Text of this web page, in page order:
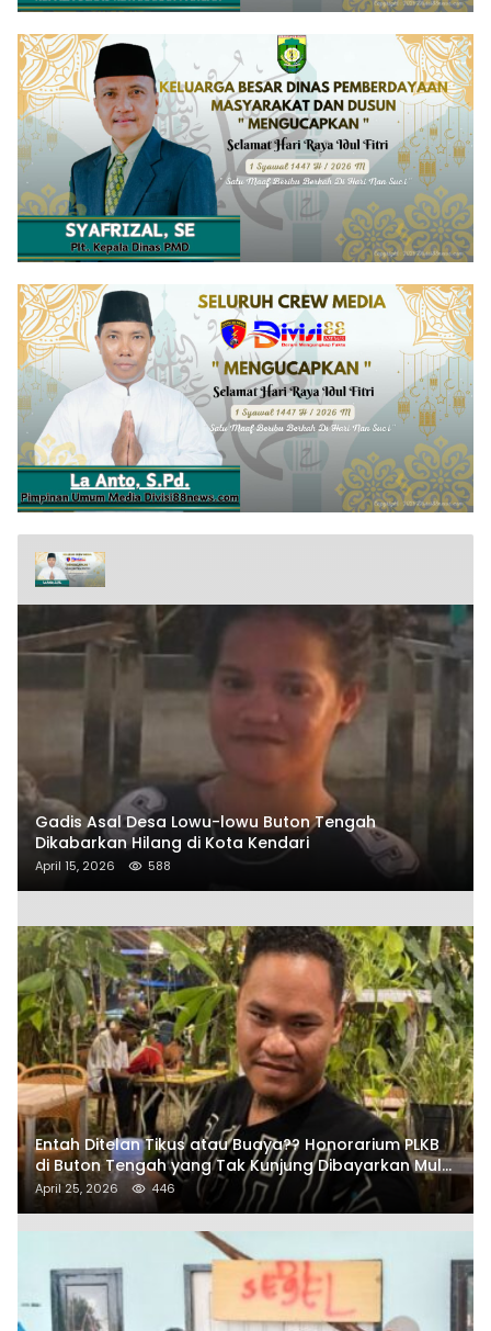
Gadis Asal Desa Lowu-lowu Buton Tengah
Dikabarkan Hilang di Kota Kendari
April 15, 2026 588
Entah Ditelan Tikus atau Buaya?? Honorarium PLKB
di Buton Tengah yang Tak Kunjung Dibayarkan Mulai
Disorot SAMURAIS
April 25, 2026 446